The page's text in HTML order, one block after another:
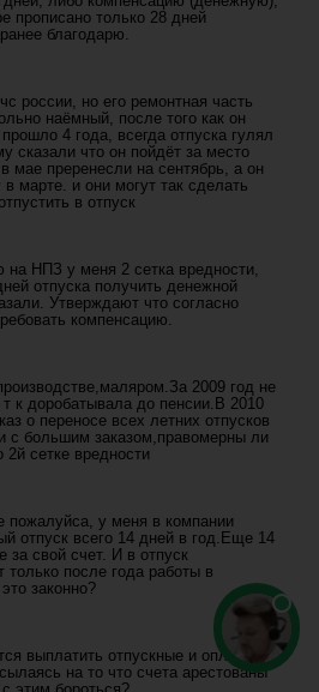
прописано только 28 дней
благодарю.
россии, но его ремонтная часть
наёмный, после того как он
4 года, всегда отпуска гулял
сказали что он пойдёт за место
мае преренесли на сентябрь, а он
в марте. и они могут так сделать
в отпуск
на НПЗ у меня 2 сетка вредности,
отпуска получить денежной
Утверждают что согласно
компенсацию.
2009 год не
т к доробатывала до пенсии.В 2010
о переносе всех летних отпусков
с большим заказом,правомерны ли
2й сетке вредности
пожалуйса, у меня в компании
отпуск всего 14 дней в год.Еще 14
за свой счет. И в отпуск
после года работы в
законно?
выплатить отпускные и оплатить
на то что счета арестованы